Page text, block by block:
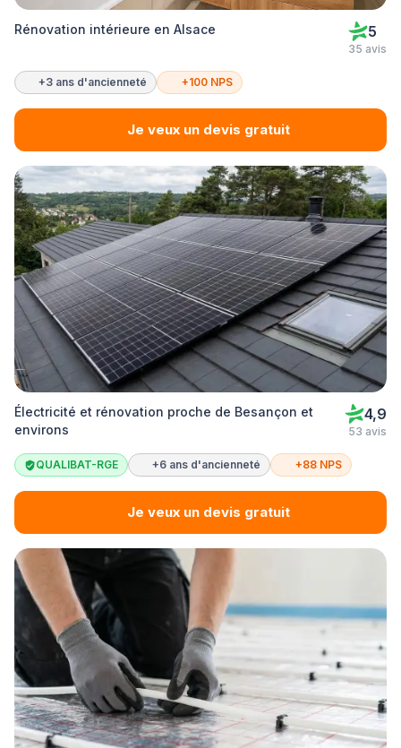
Rénovation intérieure en Alsace 5
35 avis
+3 ans d'ancienneté +100 NPS
Je veux un devis gratuit
Électricité et rénovation proche de Besançon et
environs
4,9
53 avis
QUALIBAT-RGE +6 ans d'ancienneté +88 NPS
Je veux un devis gratuit